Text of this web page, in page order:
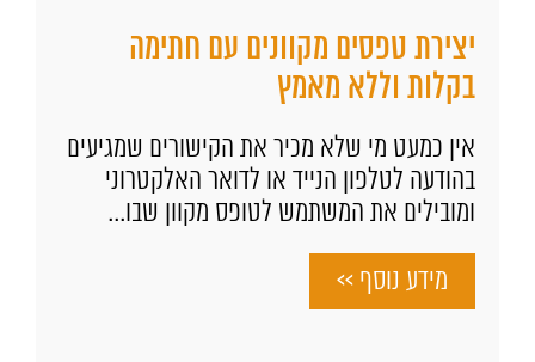
יצירת טפסים מקוונים עם חתימה
בקלות וללא מאמץ
אין כמעט מי שלא מכיר את הקישורים שמגיעים
בהודעה לטלפון הנייד או לדואר האלקטרוני
ומובילים את המשתמש לטופס מקוון שבו...
מידע נוסף >>